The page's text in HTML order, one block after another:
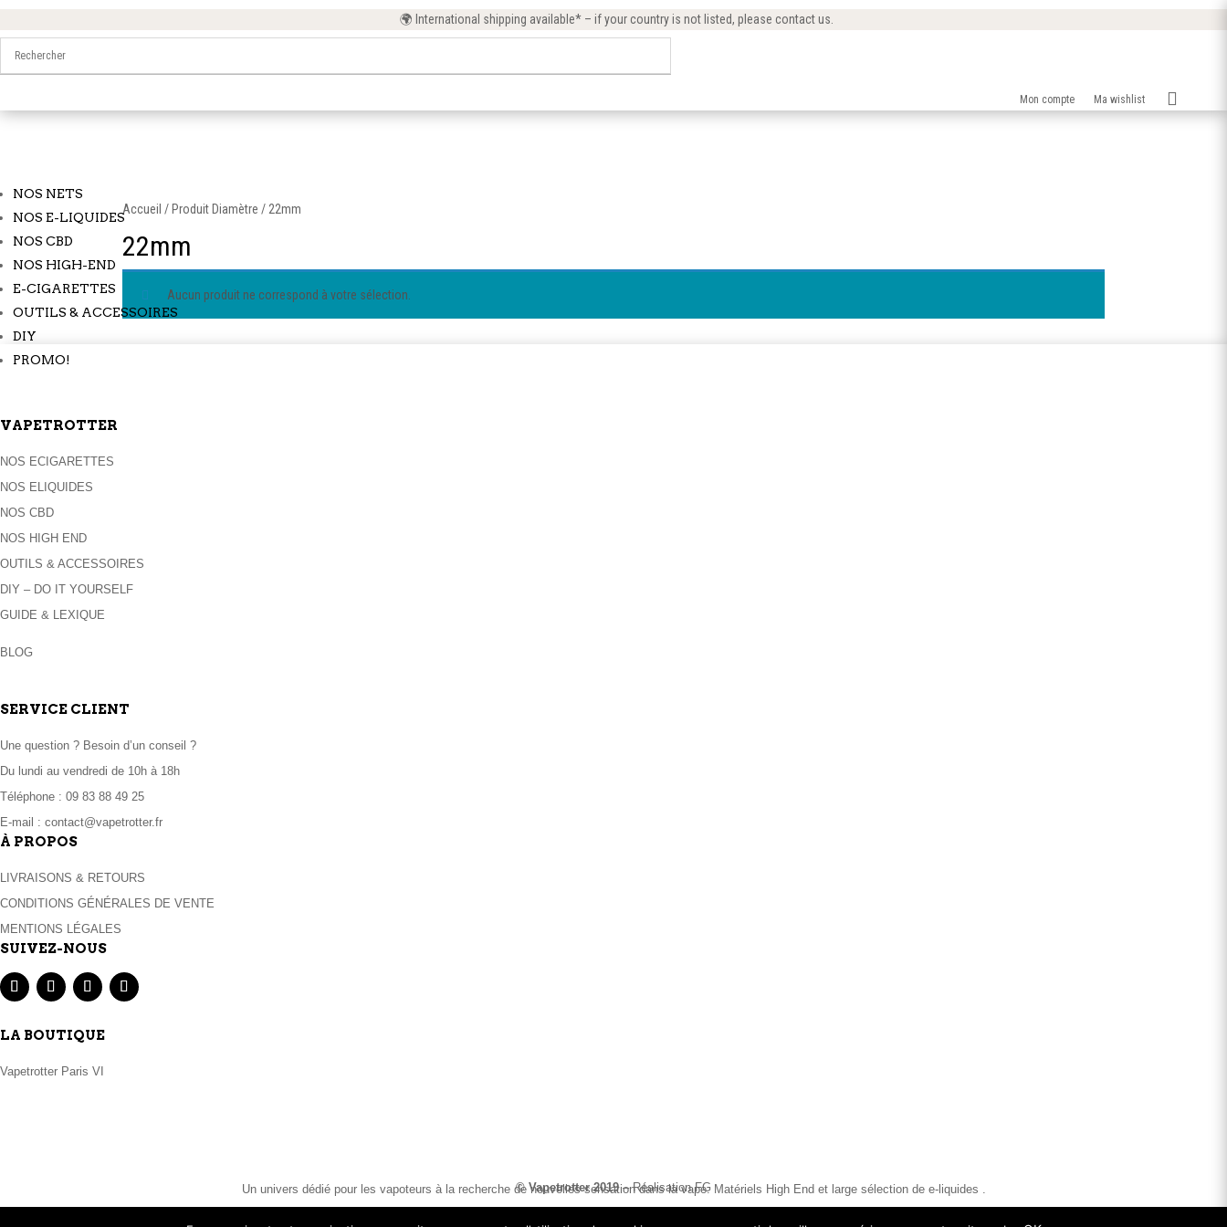
🌍 International shipping available* – if your country is not listed, please contact us.
Mon compte Ma wishlist 
NOS NETS
NOS E-LIQUIDES
NOS CBD
NOS HIGH-END
E-CIGARETTES
OUTILS & ACCESSOIRES
DIY
PROMO!
Accueil / Produit Diamètre / 22mm
22mm
Aucun produit ne correspond à votre sélection.
VAPETROTTER
NOS ECIGARETTES
NOS ELIQUIDES
NOS CBD
NOS HIGH END
OUTILS & ACCESSOIRES
DIY – DO IT YOURSELF
GUIDE & LEXIQUE
BLOG
SERVICE CLIENT
Une question ? Besoin d’un conseil ?
Du lundi au vendredi de 10h à 18h
Téléphone : 09 83 88 49 25
E-mail : contact@vapetrotter.fr
À PROPOS
LIVRAISONS & RETOURS
CONDITIONS GÉNÉRALES DE VENTE
MENTIONS LÉGALES
SUIVEZ-NOUS
LA BOUTIQUE
Vapetrotter Paris VI
Un univers dédié pour les vapoteurs à la recherche de nouvelles sensation dans la vape. Matériels High End et large sélection de e-liquides .
© Vapetrotter 2019–Réalisation FG